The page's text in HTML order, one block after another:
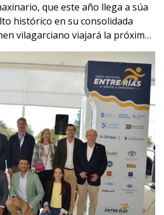
que este año llega a súa
histórico en su consolidada
vilagarciano viajará la próxima